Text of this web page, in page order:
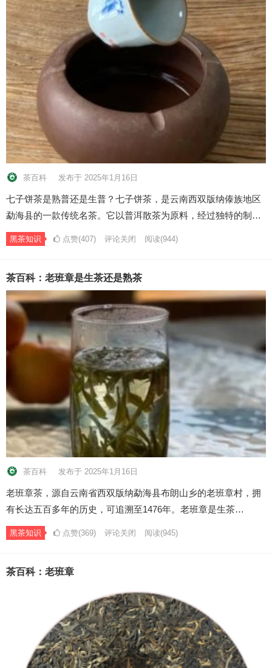
茶百科 发布于 2025年1月16日
七子饼茶是熟普还是生普？七子饼茶，是云南西双版纳傣族地区
勐海县的一款传统名茶。它以普洱散茶为原料，经过独特的制…
黑茶知识 点赞(407) 评论关闭 阅读(944)
茶百科：老班章是生茶还是熟茶
茶百科 发布于 2025年1月16日
老班章茶，源自云南省西双版纳勐海县布朗山乡的老班章村，拥
有长达五百多年的历史，可追溯至1476年。老班章是生茶…
黑茶知识 点赞(369) 评论关闭 阅读(945)
茶百科：老班章